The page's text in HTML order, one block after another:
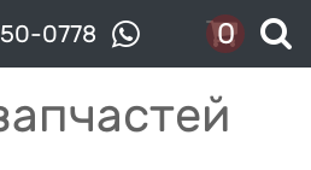
0778 0